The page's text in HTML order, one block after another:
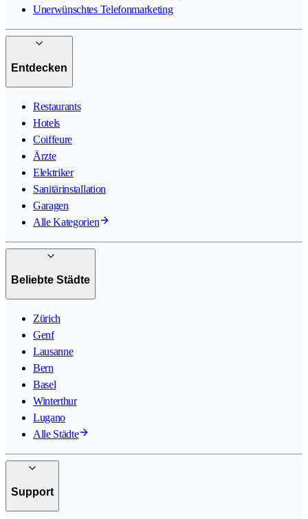
Unerwünschtes Telefonmarketing
Entdecken
Restaurants
Hotels
Coiffeure
Ärzte
Elektriker
Sanitärinstallation
Garagen
Alle Kategorien
Beliebte Städte
Zürich
Genf
Lausanne
Bern
Basel
Winterthur
Lugano
Alle Städte
Support